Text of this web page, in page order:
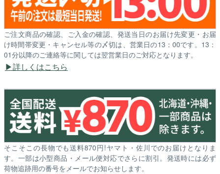
ご注文商品の確認、ご入金の確認、発送当日のお届け先変更・お届
け時間帯変更・キャンセル等の〆切は、営業日の13：00です。13：
01分以降のご連絡等に関しては翌営業日のご対応となります。
詳しくはこちら
そこそこの長物でも送料870円!ヤマト・佐川でのお届けとなりま
す。一部は小型商品・メール便対応でさらに割引。発送時には必ず
荷物追跡用の番号をメールでお知らせします。